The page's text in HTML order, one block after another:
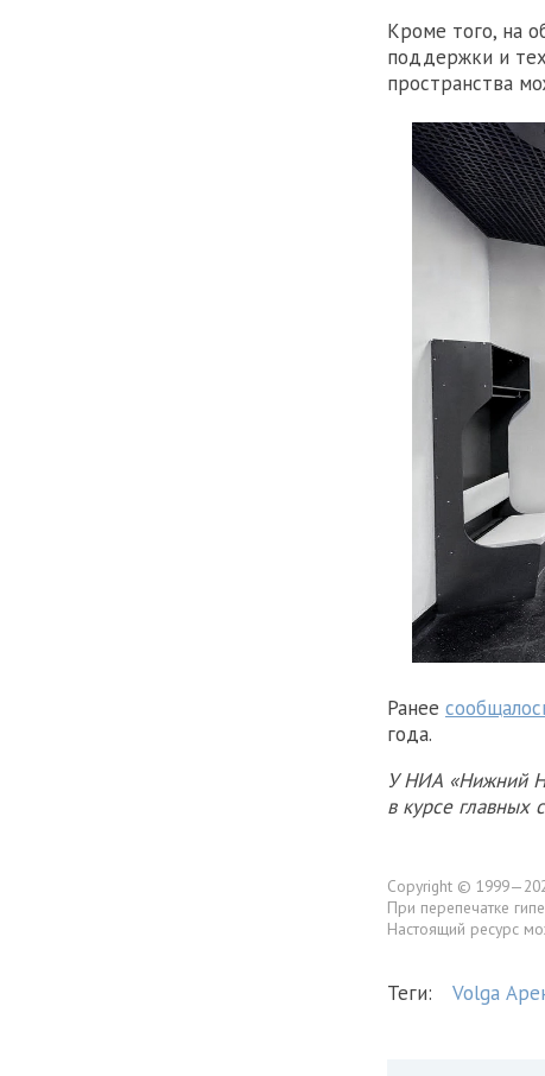
Кроме того, на
поддержки и
пространства
Ранее
года.
У НИА «Нижний
в курсе главных
Copyright ©
При перепечатке
Настоящий ресурс
Теги: Volga